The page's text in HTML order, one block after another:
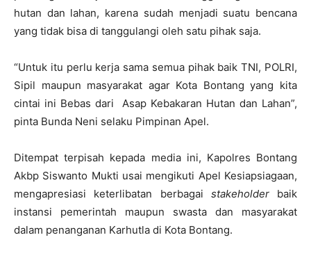
hutan dan lahan, karena sudah menjadi suatu bencana
yang tidak bisa di tanggulangi oleh satu pihak saja.
“Untuk itu perlu kerja sama semua pihak baik TNI, POLRI,
Sipil maupun masyarakat agar Kota Bontang yang kita
cintai ini Bebas dari Asap Kebakaran Hutan dan Lahan”,
pinta Bunda Neni selaku Pimpinan Apel.
Ditempat terpisah kepada media ini, Kapolres Bontang
Akbp Siswanto Mukti usai mengikuti Apel Kesiapsiagaan,
mengapresiasi keterlibatan berbagai stakeholder baik
instansi pemerintah maupun swasta dan masyarakat
dalam penanganan Karhutla di Kota Bontang.